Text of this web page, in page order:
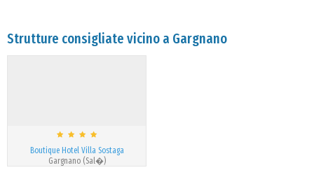
Strutture consigliate vicino a Gargnano
Boutique Hotel Villa Sostaga
Gargnano (Sal�)